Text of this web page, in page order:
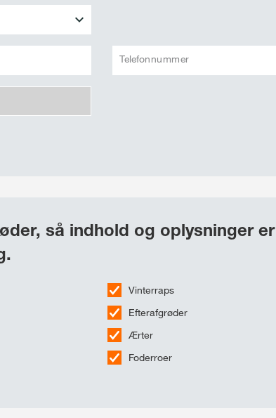
Telefonnummer
så indhold og oplysninger er
Vinterraps
Efterafgrøder
Ærter
Foderroer